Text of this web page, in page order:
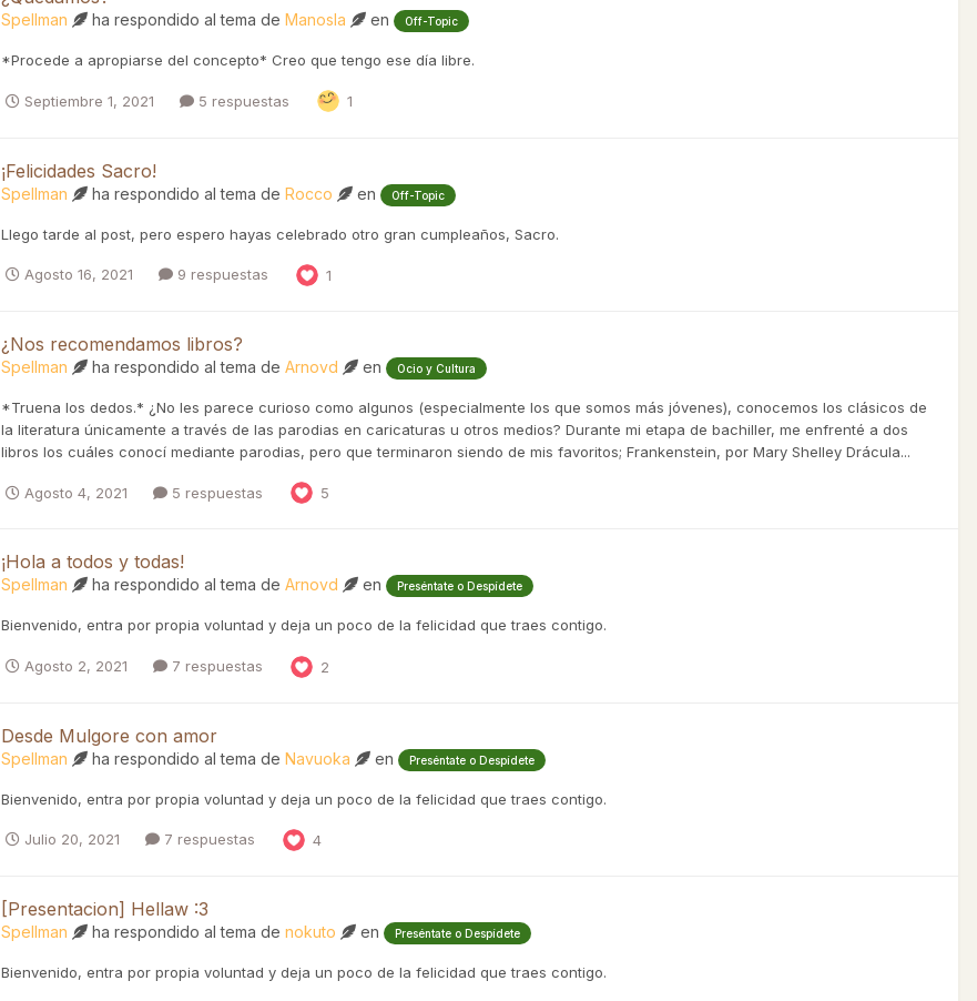
Spellman ha respondido al tema de Manosla en Off-Topic
*Procede a apropiarse del concepto* Creo que tengo ese día libre.
Septiembre 1, 2021 5 respuestas 1
¡Felicidades Sacro!
Spellman ha respondido al tema de Rocco en Off-Topic
Llego tarde al post, pero espero hayas celebrado otro gran cumpleaños, Sacro.
Agosto 16, 2021 9 respuestas 1
¿Nos recomendamos libros?
Spellman ha respondido al tema de Arnovd en Ocio y Cultura
*Truena los dedos.* ¿No les parece curioso como algunos (especialmente los que somos más jóvenes), conocemos los clásicos de
la literatura únicamente a través de las parodias en caricaturas u otros medios? Durante mi etapa de bachiller, me enfrenté a dos
libros los cuáles conocí mediante parodias, pero que terminaron siendo de mis favoritos; Frankenstein, por Mary Shelley Drácula...
Agosto 4, 2021 5 respuestas 5
¡Hola a todos y todas!
Spellman ha respondido al tema de Arnovd en Preséntate o Despídete
Bienvenido, entra por propia voluntad y deja un poco de la felicidad que traes contigo.
Agosto 2, 2021 7 respuestas 2
Desde Mulgore con amor
Spellman ha respondido al tema de Navuoka en Preséntate o Despídete
Bienvenido, entra por propia voluntad y deja un poco de la felicidad que traes contigo.
Julio 20, 2021 7 respuestas 4
[Presentacion] Hellaw :3
Spellman ha respondido al tema de nokuto en Preséntate o Despídete
Bienvenido, entra por propia voluntad y deja un poco de la felicidad que traes contigo.